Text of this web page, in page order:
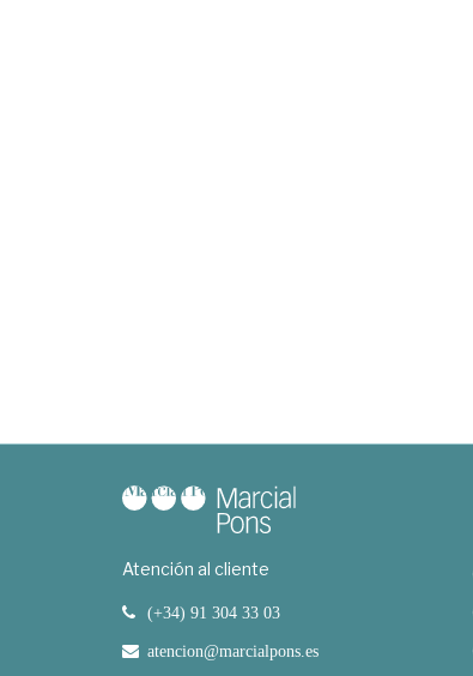
Atención al cliente
(+34) 91 304 33 03
atencion@marcialpons.es